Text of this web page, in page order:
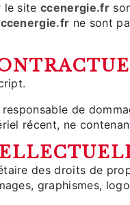
le siteccenergie.fr
ccenergie.fr ne sont
de
récent, ne
des droits de
graphismes,